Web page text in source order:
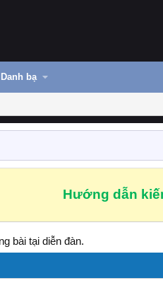
Danh bạ
Hướng dẫn
bài tại diễn đàn.